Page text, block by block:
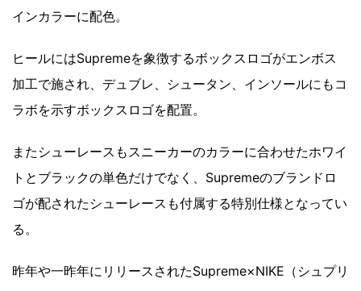
インカラーに配色。
ヒールにはSupremeを象徴するボックスロゴがエンボス
加工で施され、デュブレ、シュータン、インソールにもコ
ラボを示すボックスロゴを配置。
またシューレースもスニーカーのカラーに合わせたホワイ
トとブラックの単色だけでなく、Supremeのブランドロ
ゴが配されたシューレースも付属する特別仕様となってい
る。
昨年や一昨年にリリースされたSupreme×NIKE（シュプリ